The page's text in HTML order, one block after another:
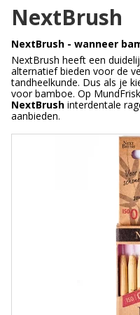
NextBrush
NextBrush - wanneer
NextBrush heeft een
alternatief bieden voor de
tandheelkunde. Dus als je
voor bamboe. Op
NextBrush interdentale
aanbieden.